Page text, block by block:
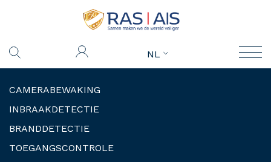
NL
CAMERABEWAKING
INBRAAKDETECTIE
BRANDDETECTIE
TOEGANGSCONTROLE